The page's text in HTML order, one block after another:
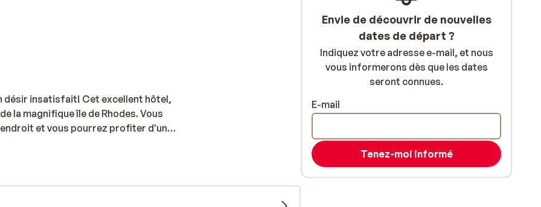
désir insatisfait! Cet excellent hôtel,
la magnifique île de Rhodes. Vous
endroit et vous pourrez profiter d'un
combinaison parfaite de luxe discret et
suites ou des chambres d'hôtel
avec un véritable jacuzzi privé. Le
et à ne plus stresser. Vous
Envie de découvrir de nouvelles
dates de départ ?
Indiquez votre adresse e-mail, et nous
vous informerons dès que les dates
seront connues.
E-mail
Tenez-moi informé